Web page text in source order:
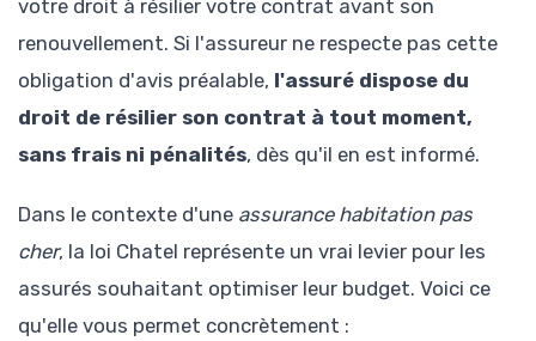
votre droit à résilier votre contrat avant son
renouvellement. Si l'assureur ne respecte pas cette
obligation d'avis préalable, l'assuré dispose du
droit de résilier son contrat à tout moment,
sans frais ni pénalités, dès qu'il en est informé.
Dans le contexte d'une assurance habitation pas
cher, la loi Chatel représente un vrai levier pour les
assurés souhaitant optimiser leur budget. Voici ce
qu'elle vous permet concrètement :